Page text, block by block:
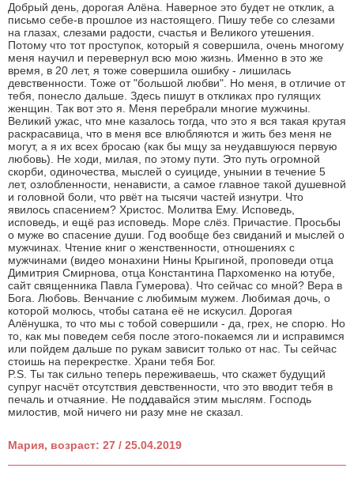
Добрый день, дорогая Алёна. Наверное это будет не отклик, а
письмо себе-в прошлое из настоящего. Пишу тебе со слезами
на глазах, слезами радости, счастья и Великого утешения.
Потому что тот проступок, который я совершила, очень многому
меня научил и перевернул всю мою жизнь. Именно в это же
время, в 20 лет, я тоже совершила ошибку - лишилась
девственности. Тоже от "большой любви". Но меня, в отличие от
тебя, понесло дальше. Здесь пишут в откликах про гулящих
женщин. Так вот это я. Меня перебрали многие мужчины.
Великий ужас, что мне казалось тогда, что это я вся такая крутая
раскрасавица, что в меня все влюбляются и жить без меня не
могут, а я их всех бросаю (как бы мщу за неудавшуюся первую
любовь). Не ходи, милая, по этому пути. Это путь огромной
скорби, одиночества, мыслей о суициде, унынии в течение 5
лет, озлобленности, ненависти, а самое главное такой душевной
и головной боли, что рвёт на тысячи частей изнутри. Что
явилось спасением? Христос. Молитва Ему. Исповедь,
исповедь, и ещё раз исповедь. Море слёз. Причастие. Просьбы
о муже во спасение души. Год вообще без свиданий и мыслей о
мужчинах. Чтение книг о женственности, отношениях с
мужчинами (видео монахини Нины Крыгиной, проповеди отца
Димитрия Смирнова, отца Константина Пархоменко на ютубе,
сайт священника Павла Гумерова). Что сейчас со мной? Вера в
Бога. Любовь. Венчание с любимым мужем. Любимая дочь, о
которой молюсь, чтобы сатана её не искусил. Дорогая
Алёнушка, то что мы с тобой совершили - да, грех, не спорю. Но
то, как мы поведем себя после этого-покаемся ли и исправимся
или пойдем дальше по рукам зависит только от нас. Ты сейчас
стоишь на перекрестке. Храни тебя Бог.
P.S. Ты так сильно теперь переживаешь, что скажет будущий
супруг насчёт отсутствия девственности, что это вводит тебя в
печаль и отчаяние. Не поддавайся этим мыслям. Господь
милостив, мой ничего ни разу мне не сказал.
Мария, возраст: 27 / 25.04.2019